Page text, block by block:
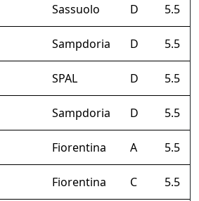
Sassuolo D 5.5
Sampdoria D 5.5
SPAL D 5.5
Sampdoria D 5.5
Fiorentina A 5.5
Fiorentina C 5.5